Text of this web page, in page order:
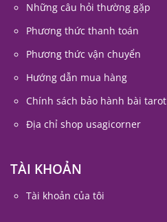
Những câu hỏi thường gặp
Phương thức thanh toán
Phương thức vận chuyển
Hướng dẫn mua hàng
Chính sách bảo hành bài tarot
Địa chỉ shop usagicorner
TÀI KHOẢN
Tài khoản của tôi